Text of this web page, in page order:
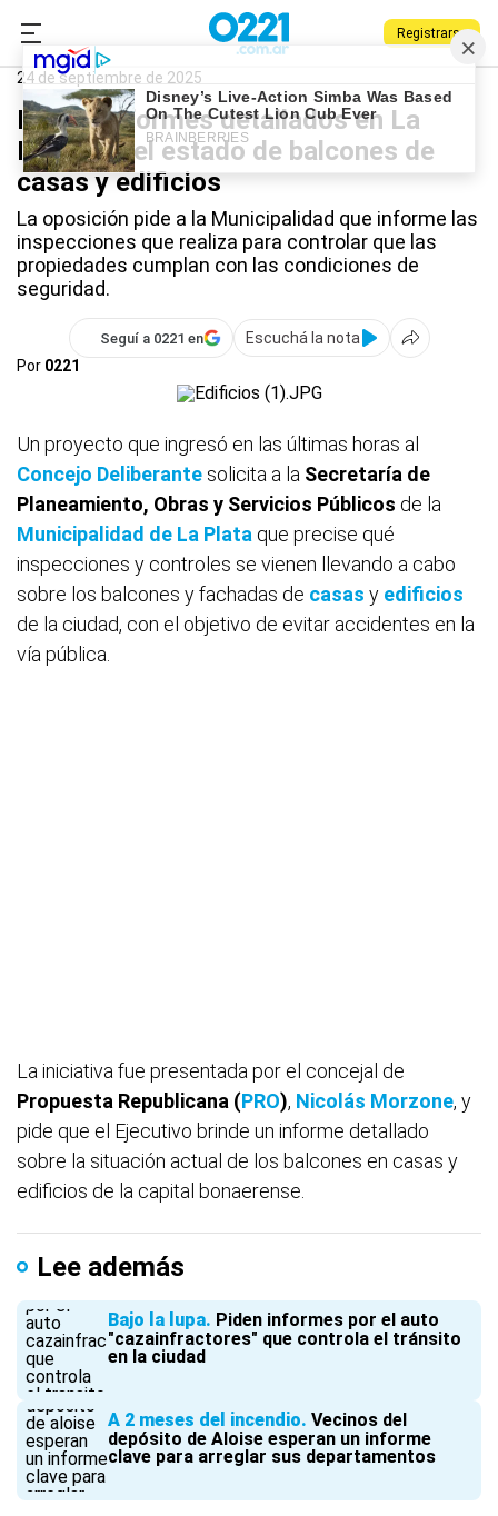
Registrarse
0221.com.ar
La Plata
24 de septiembre de 2025
Exigen informes detallados en La
Plata por el estado de balcones de
casas y edificios
La oposición pide a la Municipalidad que informe las
inspecciones que realiza para controlar que las
propiedades cumplan con las condiciones de
seguridad.
Seguí a 0221 en
Escuchá la nota
Por 0221
Un proyecto que ingresó en las últimas horas al
Concejo Deliberante solicita a la Secretaría de
Planeamiento, Obras y Servicios Públicos de la
Municipalidad de La Plata que precise qué
inspecciones y controles se vienen llevando a cabo
sobre los balcones y fachadas de casas y edificios
de la ciudad, con el objetivo de evitar accidentes en la
vía pública.
La iniciativa fue presentada por el concejal de
Propuesta Republicana (PRO), Nicolás Morzone, y
pide que el Ejecutivo brinde un informe detallado
sobre la situación actual de los balcones en casas y
edificios de la capital bonaerense.
Lee además
Bajo la lupa Piden informes por el auto
"cazainfractores" que controla el tránsito
en la ciudad
A 2 meses del incendio Vecinos del
depósito de Aloise esperan un informe
clave para arreglar sus departamentos